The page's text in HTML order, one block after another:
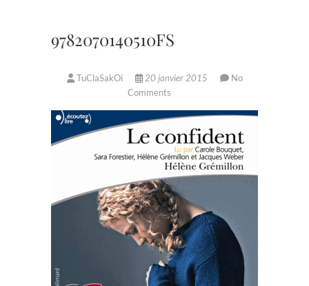
9782070140510FS
TuClaSakOi 20 janvier 2015
No
Comments